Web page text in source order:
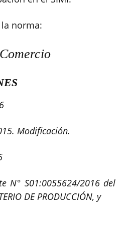
norma:
Modificación.
N° S01:0055624/2016 del
DE PRODUCCIÓN, y